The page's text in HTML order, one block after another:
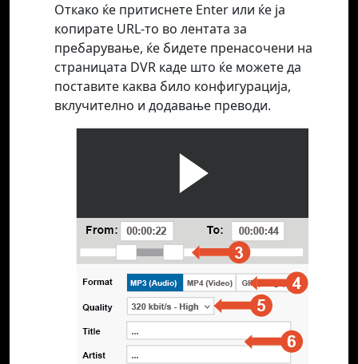
Откако ќе притиснете Enter или ќе ја
копирате URL-то во лентата за
пребарување, ќе бидете пренасочени на
страницата DVR каде што ќе можете да
поставите каква било конфигурација,
вклучително и додавање преводи.